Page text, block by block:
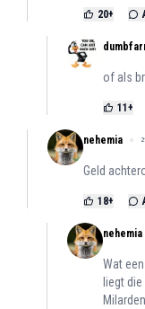
20+
of als
11 +
nehemia
Geld
18+
nehemia
Wat
liegt